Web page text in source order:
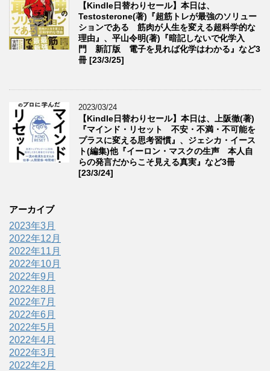
【Kindle日替わりセール】本日は、
Testosterone(著)『超筋トレが最強のソリュー
ションである 筋肉が人生を変える超科学的な
理由』、平山令明(著)『暗記しないで化学入
門 新訂版 電子を見れば化学はわかる』など3
冊 [23/3/25]
2023/03/24
【Kindle日替わりセール】本日は、上阪徹(著)
『マインド・リセット 不安・不満・不可能を
プラスに変える思考習慣』、ジェシカ・イース
ト(編集)他『イーロン・マスクの生声 本人自
らの発言だからこそ見える真実』など3冊
[23/3/24]
アーカイブ
2023年3月
2022年12月
2022年11月
2022年10月
2022年9月
2022年8月
2022年7月
2022年6月
2022年5月
2022年4月
2022年3月
2022年2月